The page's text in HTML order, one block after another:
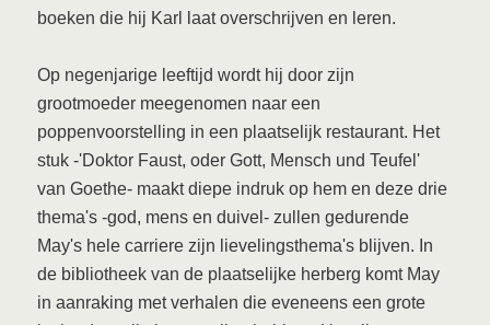
boeken die hij Karl laat overschrijven en leren.
Op negenjarige leeftijd wordt hij door zijn
grootmoeder meegenomen naar een
poppenvoorstelling in een plaatselijk restaurant. Het
stuk -'Doktor Faust, oder Gott, Mensch und Teufel'
van Goethe- maakt diepe indruk op hem en deze drie
thema's -god, mens en duivel- zullen gedurende
May's hele carriere zijn lievelingsthema's blijven. In
de bibliotheek van de plaatselijke herberg komt May
in aanraking met verhalen die eveneens een grote